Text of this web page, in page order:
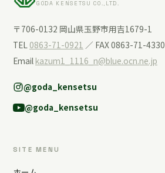
GODA KENSETSU CO.,LTD.
〒706-0132 岡山県玉野市用吉1679-1
TEL 0863-71-0921 ／ FAX 0863-71-4330
Email kazum1_1116_n@blue.ocn.ne.jp
@goda_kensetsu
@goda_kensetsu
SITE MENU